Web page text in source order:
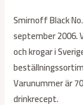
Smirnoff Black
september 2006.
och krogar i
Varunummer är
drinkrecept.